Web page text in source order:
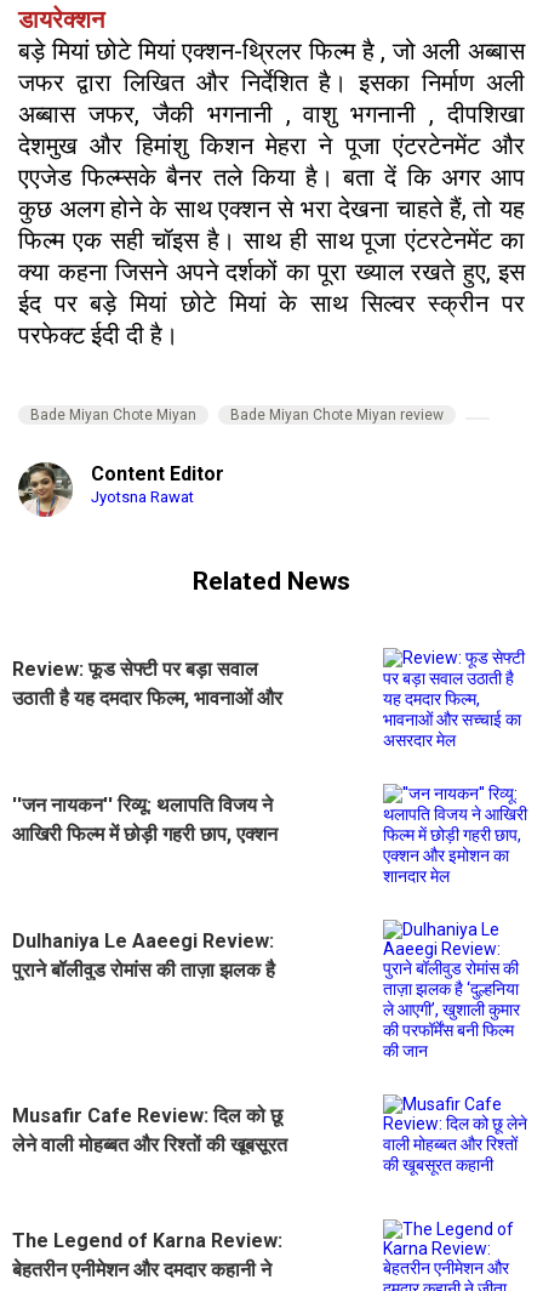
डायरेक्शन
बड़े मियां छोटे मियां एक्शन-थ्रिलर फिल्म है , जो अली अब्बास
जफर द्वारा लिखित और निर्देशित है। इसका निर्माण अली
अब्बास जफर, जैकी भगनानी , वाशु भगनानी , दीपशिखा
देशमुख और हिमांशु किशन मेहरा ने पूजा एंटरटेनमेंट और
एएजेड फिल्म्सके बैनर तले किया है। बता दें कि अगर आप
कुछ अलग होने के साथ एक्शन से भरा देखना चाहते हैं, तो यह
फिल्म एक सही चॉइस है। साथ ही साथ पूजा एंटरटेनमेंट का
क्या कहना जिसने अपने दर्शकों का पूरा ख्याल रखते हुए, इस
ईद पर बड़े मियां छोटे मियां के साथ सिल्वर स्क्रीन पर
परफेक्ट ईदी दी है।
Bade Miyan Chote Miyan Bade Miyan Chote Miyan review
Content Editor
Jyotsna Rawat
Related News
Review: फूड सेफ्टी पर बड़ा सवाल
उठाती है यह दमदार फिल्म, भावनाओं और
''जन नायकन'' रिव्यू: थलापति विजय ने
आखिरी फिल्म में छोड़ी गहरी छाप, एक्शन
Dulhaniya Le Aaeegi Review:
पुराने बॉलीवुड रोमांस की ताज़ा झलक है
Musafir Cafe Review: दिल को छू
लेने वाली मोहब्बत और रिश्तों की खूबसूरत
The Legend of Karna Review:
बेहतरीन एनीमेशन और दमदार कहानी ने